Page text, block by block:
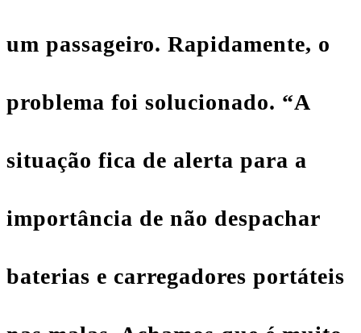
um passageiro. Rapidamente, o
problema foi solucionado. “A
situação fica de alerta para a
importância de não despachar
baterias e carregadores portáteis